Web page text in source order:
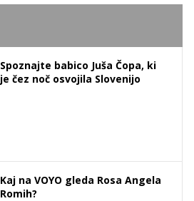
Spoznajte babico Juša Čopa, ki
je čez noč osvojila Slovenijo
Kaj na VOYO gleda Rosa Angela
Romih?